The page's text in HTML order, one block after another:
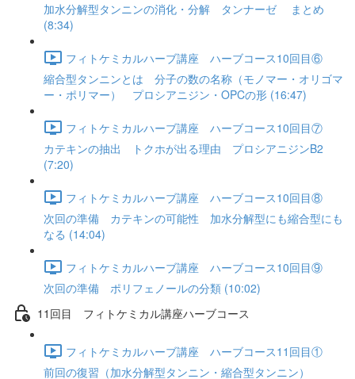
加水分解型タンニンの消化・分解 タンナーゼ まとめ
(8:34)
フィトケミカルハーブ講座 ハーブコース10回目⑥
縮合型タンニンとは 分子の数の名称（モノマー・オリゴマ
ー・ポリマー） プロシアニジン・OPCの形 (16:47)
フィトケミカルハーブ講座 ハーブコース10回目⑦
カテキンの抽出 トクホが出る理由 プロシアニジンB2
(7:20)
フィトケミカルハーブ講座 ハーブコース10回目⑧
次回の準備 カテキンの可能性 加水分解型にも縮合型にも
なる (14:04)
フィトケミカルハーブ講座 ハーブコース10回目⑨
次回の準備 ポリフェノールの分類 (10:02)
11回目 フィトケミカル講座ハーブコース
フィトケミカルハーブ講座 ハーブコース11回目①
前回の復習（加水分解型タンニン・縮合型タンニン）